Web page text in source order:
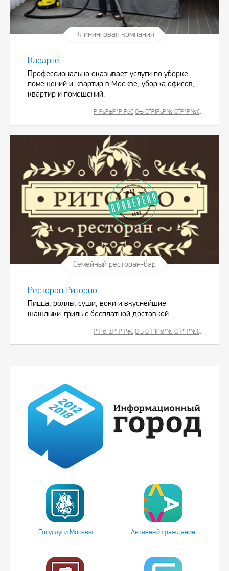
Клининговая компания
Клеарте
Профессионально оказывает услуги по уборке
помещений и квартир в Москве, уборка офисов,
квартир и помещений.
Р”РѕР±Р°РІРёС‚СЊ СЃРІРѕР№ СЃР°Р№С‚
Семейный ресторан-бар
Ресторан Риторно
Пицца, роллы, суши, воки и вкуснейшие
шашлыки-гриль с бесплатной доставкой.
Р”РѕР±Р°РІРёС‚СЊ СЃРІРѕР№ СЃР°Р№С‚
Госуслуги Москвы Активный гражданин